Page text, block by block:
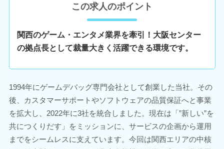
この求人のポイント
関西のゲーム・エンタメ業界を牽引！大阪センター
の拠点長として裁量大きく活躍できる環境です。
1994年にゲームデバッグ専門会社として創業した当社。その
後、カスタマーサポートやソフトウェアの品質保証へと事業
を拡大し、2022年に3社を統合しました。現在は「”新しい”を
共につくりだす」をミッションに、サービスの企画から運用
までをシームレスに支えています。今回は関西エリアの中核